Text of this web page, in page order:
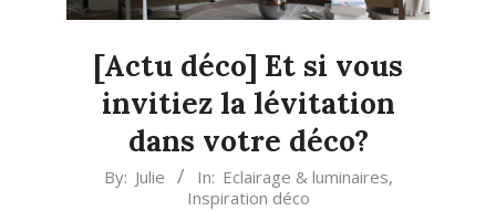
[Actu déco] Et si vous
invitiez la lévitation
dans votre déco?
2020-By: Julie In: Eclairage & luminaires,
Inspiration déco